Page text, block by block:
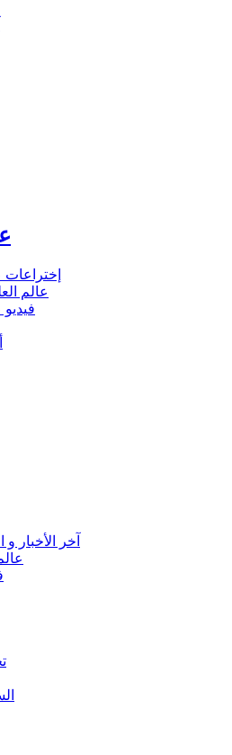
إختراعات
عالم
آخر الأخبار و